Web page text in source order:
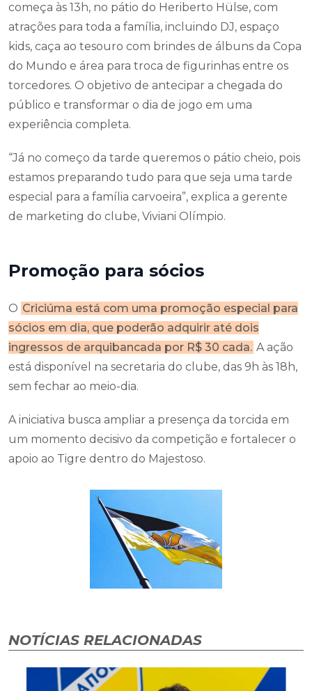
começa às 13h, no pátio do Heriberto Hülse, com
atrações para toda a família, incluindo DJ, espaço
kids, caça ao tesouro com brindes de álbuns da Copa
do Mundo e área para troca de figurinhas entre os
torcedores. O objetivo de antecipar a chegada do
público e transformar o dia de jogo em uma
experiência completa.
“Já no começo da tarde queremos o pátio cheio, pois
estamos preparando tudo para que seja uma tarde
especial para a família carvoeira”, explica a gerente
de marketing do clube, Viviani Olímpio.
Promoção para sócios
O Criciúma está com uma promoção especial para
sócios em dia, que poderão adquirir até dois
ingressos de arquibancada por R$ 30 cada. A ação
está disponível na secretaria do clube, das 9h às 18h,
sem fechar ao meio-dia.
A iniciativa busca ampliar a presença da torcida em
um momento decisivo da competição e fortalecer o
apoio ao Tigre dentro do Majestoso.
NOTÍCIAS RELACIONADAS